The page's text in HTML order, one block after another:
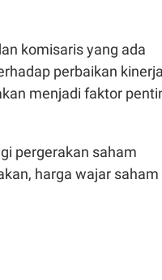
komisaris yang ada
perbaikan kinerja
menjadi faktor
pergerakan saham
harga wajar saham